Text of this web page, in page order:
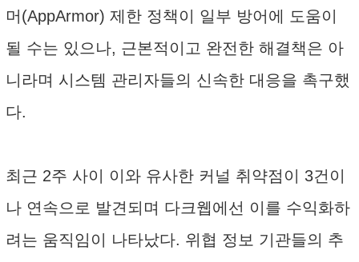
머(AppArmor) 제한 정책이 일부 방어에 도움이
될 수는 있으나, 근본적이고 완전한 해결책은 아
니라며 시스템 관리자들의 신속한 대응을 촉구했
다.
최근 2주 사이 이와 유사한 커널 취약점이 3건이
나 연속으로 발견되며 다크웹에선 이를 수익화하
려는 움직임이 나타났다. 위협 정보 기관들의 추